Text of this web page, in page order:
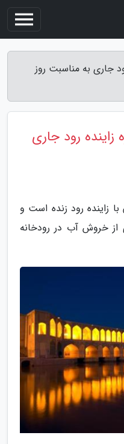
جاری به مناسبت روز
رود جاری
زاینده رود زنده است و
خروش آب در رودخانه